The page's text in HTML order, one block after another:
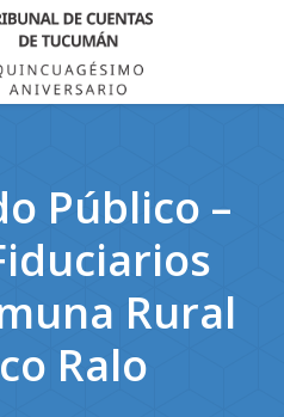
Público –
Rural
Ralo